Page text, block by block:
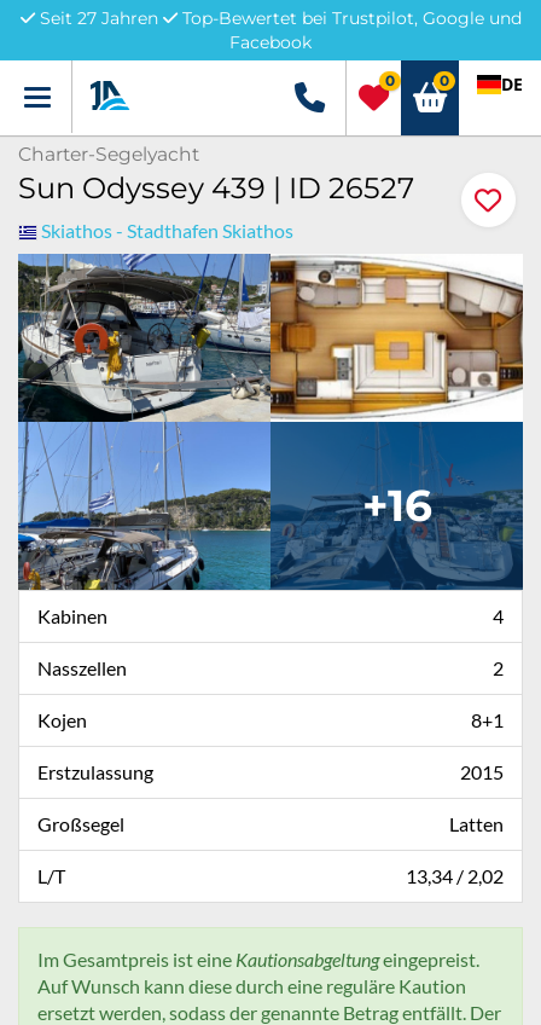
Seit 27 Jahren
Top-Bewertet bei Trustpilot, Google und
Facebook
Menü +49 5741 3222690
0 0 DE
Charter-Segelyacht
Sun Odyssey 439 | ID 26527
Skiathos - Stadthafen Skiathos
+16
Kabinen 4
Nasszellen 2
Kojen 8+1
Erstzulassung 2015
Großsegel Latten
L/T 13,34 / 2,02
Im Gesamtpreis ist eine Kautionsabgeltungeingepreist.
Auf Wunsch kann diese durch eine reguläre Kaution
ersetzt werden, sodass der genannte Betrag entfällt. Der